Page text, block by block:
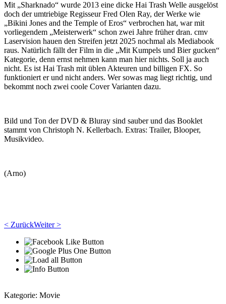
Mit „Sharknado“ wurde 2013 eine dicke Hai Trash Welle ausgelöst
doch der umtriebige Regisseur Fred Olen Ray, der Werke wie
„Bikini Jones and the Temple of Eros“ verbrochen hat, war mit
vorliegendem „Meisterwerk“ schon zwei Jahre früher dran. cmv
Laservision hauen den Streifen jetzt 2025 nochmal als Mediabook
raus. Natürlich fällt der Film in die „Mit Kumpels und Bier gucken“
Kategorie, denn ernst nehmen kann man hier nichts. Soll ja auch
nicht. Es ist Hai Trash mit üblen Akteuren und billigen FX. So
funktioniert er und nicht anders. Wer sowas mag liegt richtig, und
bekommt noch zwei coole Cover Varianten dazu.
Bild und Ton der DVD & Bluray sind sauber und das Booklet
stammt von Christoph N. Kellerbach. Extras: Trailer, Blooper,
Musikvideo.
(Arno)
< ZurückWeiter >
Kategorie: Movie